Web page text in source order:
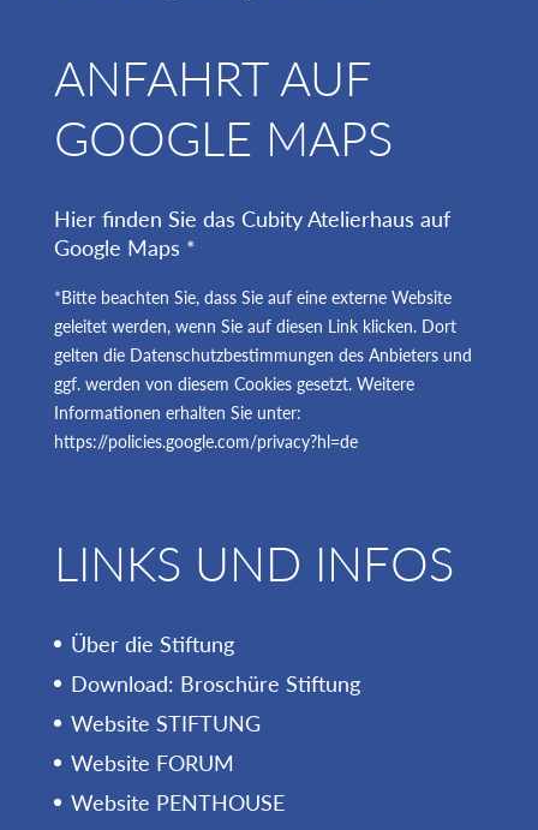
ANFAHRT AUF
GOOGLE MAPS
Hier finden Sie das Cubity Atelierhaus auf
Google Maps *
*Bitte beachten Sie, dass Sie auf eine externe Website
geleitet werden, wenn Sie auf diesen Link klicken. Dort
gelten die Datenschutzbestimmungen des Anbieters und
ggf. werden von diesem Cookies gesetzt. Weitere
Informationen erhalten Sie unter:
https://policies.google.com/privacy?hl=de
LINKS UND INFOS
Über die Stiftung
Download: Broschüre Stiftung
Website STIFTUNG
Website FORUM
Website PENTHOUSE